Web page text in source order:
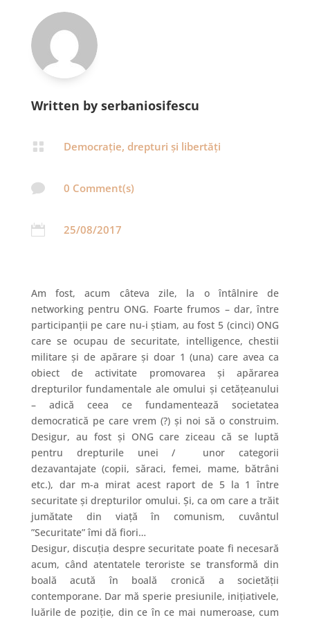
Written by serbaniosifescu
 Democrație, drepturi și libertăți
 0 Comment(s)
 25/08/2017
Am fost, acum câteva zile, la o întâlnire de
networking pentru ONG. Foarte frumos – dar, între
participanții pe care nu-i știam, au fost 5 (cinci) ONG
care se ocupau de securitate, intelligence, chestii
militare și de apărare și doar 1 (una) care avea ca
obiect de activitate promovarea și apărarea
drepturilor fundamentale ale omului și cetățeanului
– adică ceea ce fundamentează societatea
democratică pe care vrem (?) și noi să o construim.
Desigur, au fost și ONG care ziceau că se luptă
pentru drepturile unei / unor categorii
dezavantajate (copii, săraci, femei, mame, bătrâni
etc.), dar m-a mirat acest raport de 5 la 1 între
securitate și drepturilor omului. Și, ca om care a trăit
jumătate din viață în comunism, cuvântul
”Securitate” îmi dă fiori…
Desigur, discuția despre securitate poate fi necesară
acum, când atentatele teroriste se transformă din
boală acută în boală cronică a societății
contemporane. Dar mă sperie presiunile, inițiativele,
luările de poziție, din ce în ce mai numeroase, cum